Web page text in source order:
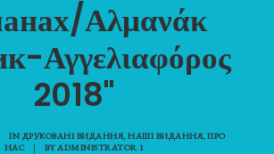
ДІАСПОРИ В ГРЕЦІЇ
Αλμανάκ
Αγγελιαφόρος
2018"
IN ДРУКОВАНІ ВИДАННЯ,НАШІ ВИДАННЯ,ПРО
НАС
| BYADMINISTRATOR 1